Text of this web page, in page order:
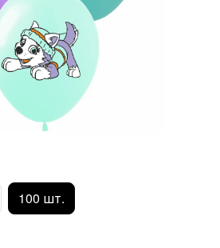
100 шт.